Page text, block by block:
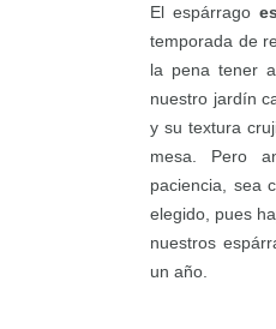
El espárrago
temporada de
la pena tener
nuestro jardín
y su textura
mesa. Pero
paciencia, sea
elegido, pues
nuestros
un año.